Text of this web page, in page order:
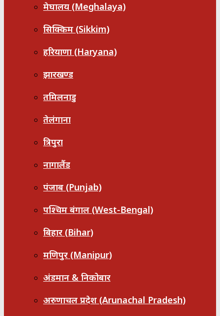
मेघालय (Meghalaya)
सिक्किम (Sikkim)
हरियाणा (Haryana)
झारखण्ड
तमिलनाडु
तेलंगाना
त्रिपुरा
नागालैंड
पंजाब (Punjab)
पश्चिम बंगाल (West-Bengal)
बिहार (Bihar)
मणिपुर (Manipur)
अंडमान & निकोबार
अरुणाचल प्रदेश (Arunachal Pradesh)